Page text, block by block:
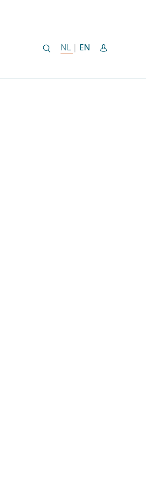
NL NEDERLANDSE
| EN ENGLISH